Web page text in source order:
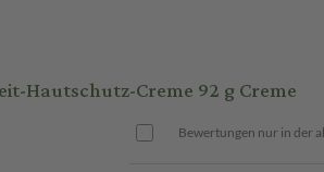
Hautschutz-Creme 92 g Creme
Bewertungen nur in der